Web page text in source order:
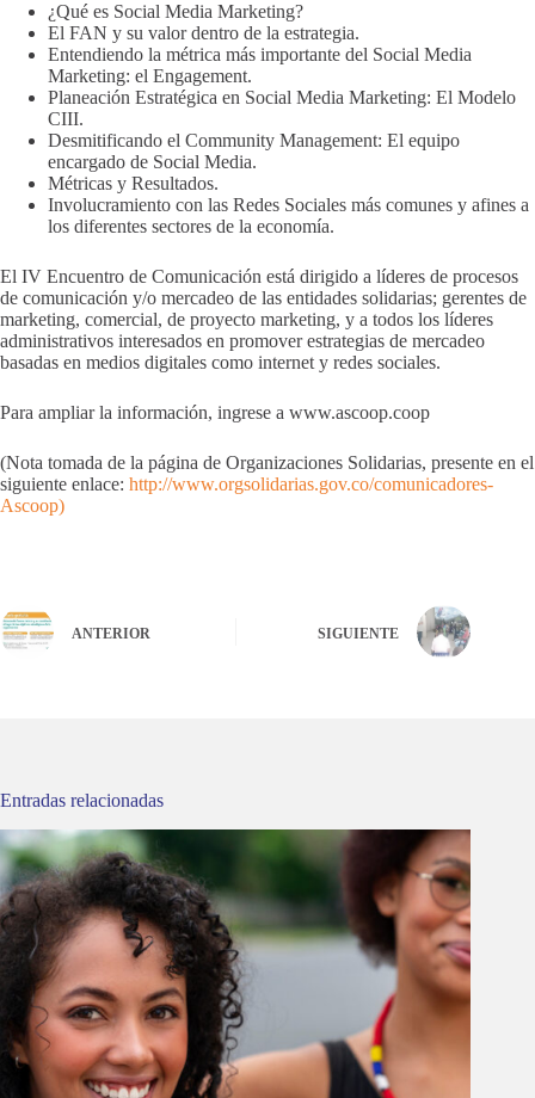
¿Qué es Social Media Marketing?
El FAN y su valor dentro de la estrategia.
Entendiendo la métrica más importante del Social Media
Marketing: el Engagement.
Planeación Estratégica en Social Media Marketing: El Modelo
CIII.
Desmitificando el Community Management: El equipo
encargado de Social Media.
Métricas y Resultados.
Involucramiento con las Redes Sociales más comunes y afines a
los diferentes sectores de la economía.
El IV Encuentro de Comunicación está dirigido a líderes de procesos
de comunicación y/o mercadeo de las entidades solidarias; gerentes de
marketing, comercial, de proyecto marketing, y a todos los líderes
administrativos interesados en promover estrategias de mercadeo
basadas en medios digitales como internet y redes sociales.
Para ampliar la información, ingrese a www.ascoop.coop
(Nota tomada de la página de Organizaciones Solidarias, presente en el
siguiente enlace: http://www.orgsolidarias.gov.co/comunicadores-
Ascoop)
ANTERIOR SIGUIENTE
Entradas relacionadas